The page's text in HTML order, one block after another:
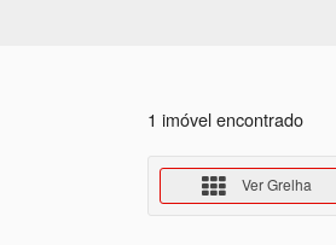
1 imóvel encontrado
Ver Grelha